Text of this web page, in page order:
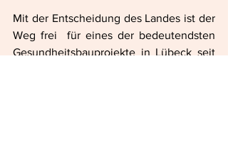
Mit der Entscheidung des Landes ist der
Weg frei  für eines der bedeutendsten
Gesundheitsbauprojekte in Lübeck seit